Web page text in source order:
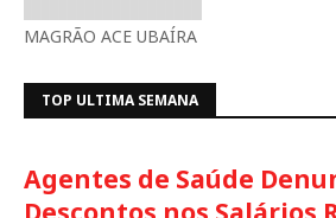
MAGRÃO ACE UBAÍRA
TOP ULTIMA SEMANA
Agentes de Saúde